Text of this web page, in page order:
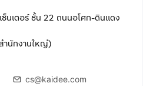
ซ็นเตอร์ ชั้น 22 ถนนอโศก-ดินแดง
ำนักงานใหญ่)
cs@kaidee.com